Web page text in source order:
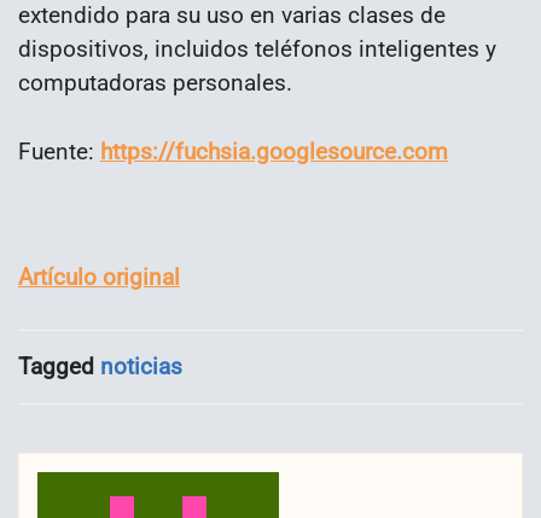
extendido para su uso en varias clases de
dispositivos, incluidos teléfonos inteligentes y
computadoras personales.
Fuente: https://fuchsia.googlesource.com
Artículo original
Tagged noticias